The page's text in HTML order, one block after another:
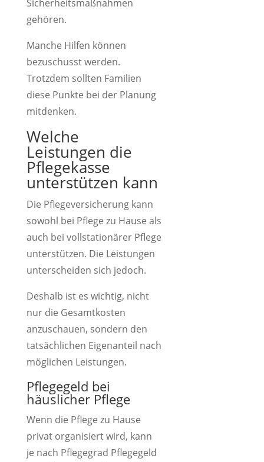
Sicherheitsmaßnahmen
gehören.
Manche Hilfen können
bezuschusst werden.
Trotzdem sollten Familien
diese Punkte bei der Planung
mitdenken.
Welche
Leistungen die
Pflegekasse
unterstützen kann
Die Pflegeversicherung kann
sowohl bei Pflege zu Hause als
auch bei vollstationärer Pflege
unterstützen. Die Leistungen
unterscheiden sich jedoch.
Deshalb ist es wichtig, nicht
nur die Gesamtkosten
anzuschauen, sondern den
tatsächlichen Eigenanteil nach
möglichen Leistungen.
Pflegegeld bei
häuslicher Pflege
Wenn die Pflege zu Hause
privat organisiert wird, kann
je nach Pflegegrad Pflegegeld